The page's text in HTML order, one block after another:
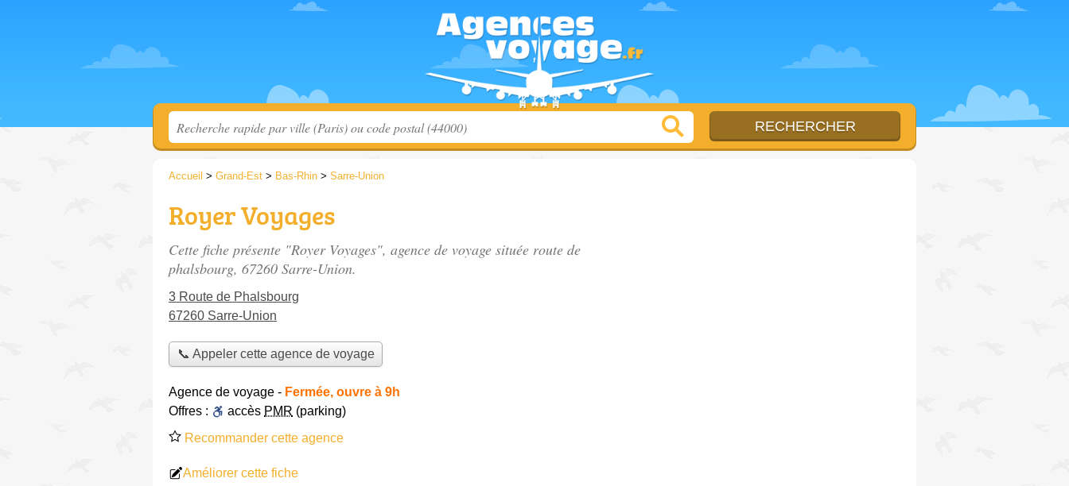
Accueil > Grand-Est > Bas-Rhin > Sarre-Union
Royer Voyages
Cette fiche présente "Royer Voyages", agence de voyage située route de
phalsbourg, 67260 Sarre-Union.
3 Route de Phalsbourg
67260 Sarre-Union
📞 Appeler cette agence de voyage
Agence de voyage - Fermée, ouvre à 9h
Offres :
accès PMR (parking)
Recommander cette agence
Améliorer cette fiche